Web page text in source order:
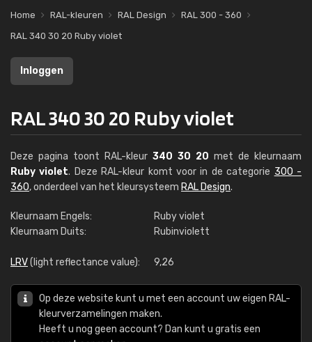
Home RAL-kleuren RAL Design
RAL 300 - 360
RAL 340 30 20 Ruby violet
Inloggen
RAL 340 30 20 Ruby violet
Deze pagina toont RAL-kleur 340 30 20 met de kleurnaam
Ruby violet. Deze RAL-kleur komt voor in de categorie 300 -
360, onderdeel van het kleursysteem RAL Design.
Kleurnaam Engels:
Ruby violet
Kleurnaam Duits:
Rubinviolett
LRV(light reflectance value): 9,26
Op deze website kunt u met een account uw eigen RAL-
kleurverzamelingen maken.
Heeft u nog geen account? Dan kunt u gratis een